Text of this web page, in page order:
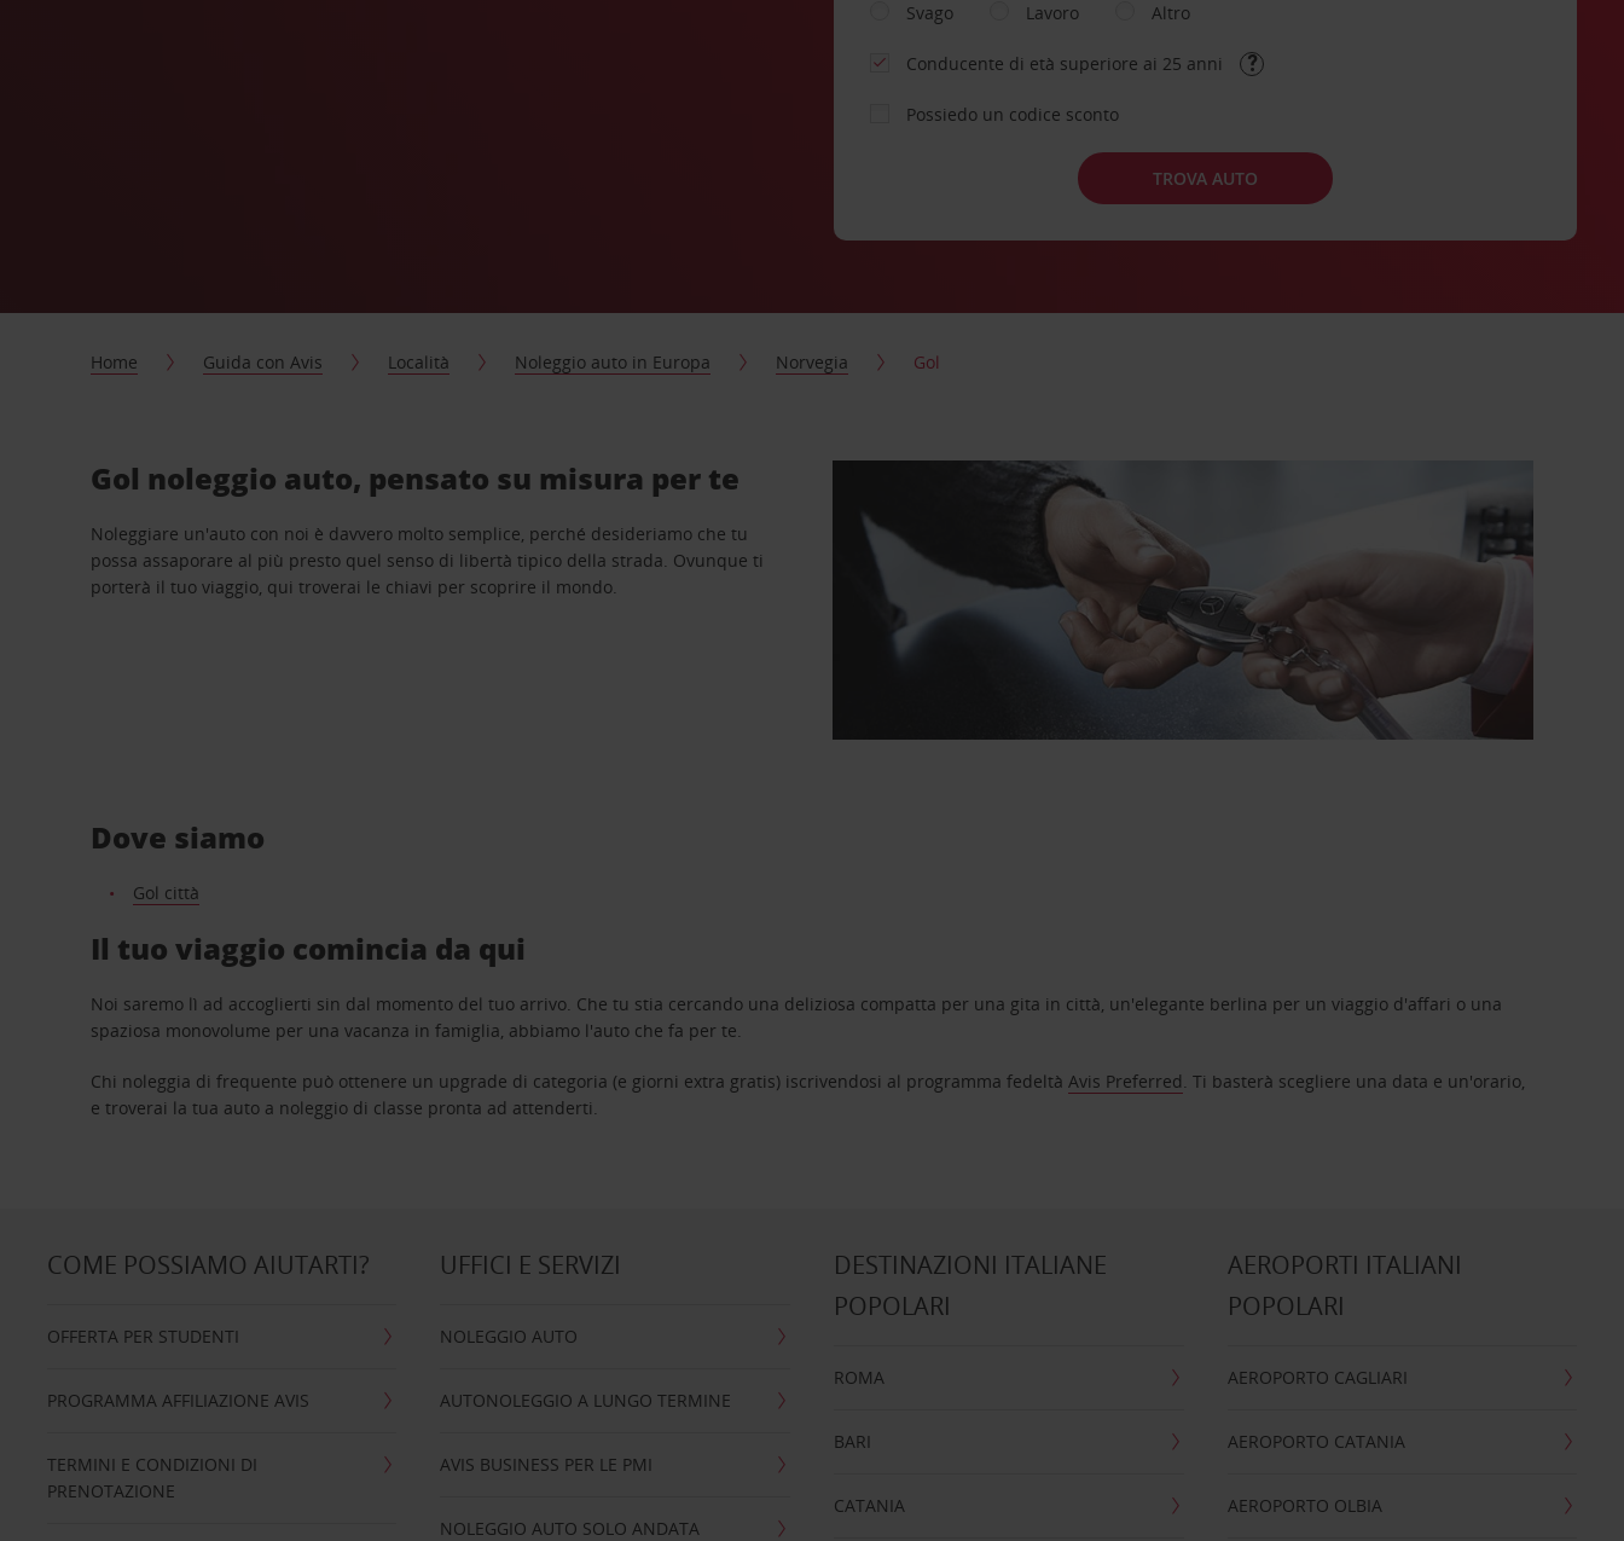
Svago
Lavoro Altro
Conducente di età superiore ai 25 anni
Possiedo un codice sconto
TROVA AUTO
Home Guida con Avis Località Noleggio auto in Europa Norvegia Gol
Gol noleggio auto, pensato su misura per te
Noleggiare un'auto con noi è davvero molto semplice, perché desideriamo che tu
possa assaporare al più presto quel senso di libertà tipico della strada. Ovunque ti
porterà il tuo viaggio, qui troverai le chiavi per scoprire il mondo.
Dove siamo
Gol città
Il tuo viaggio comincia da qui
Noi saremo lì ad accoglierti sin dal momento del tuo arrivo. Che tu stia cercando una deliziosa compatta per una gita in città, un'elegante berlina per un viaggio d'affari o una
spaziosa monovolume per una vacanza in famiglia, abbiamo l'auto che fa per te.
Chi noleggia di frequente può ottenere un upgrade di categoria (e giorni extra gratis) iscrivendosi al programma fedeltàAvis Preferred. Ti basterà scegliere una data e un'orario,
e troverai la tua auto a noleggio di classe pronta ad attenderti.
COME POSSIAMO AIUTARTI?
OFFERTA PER STUDENTI
PROGRAMMA AFFILIAZIONE AVIS
TERMINI E CONDIZIONI DI
PRENOTAZIONE
UFFICI E SERVIZI
NOLEGGIO AUTO
AUTONOLEGGIO A LUNGO TERMINE
AVIS BUSINESS PER LE PMI
NOLEGGIO AUTO SOLO ANDATA
DESTINAZIONI ITALIANE
POPOLARI
ROMA
BARI
CATANIA
AEROPORTI ITALIANI
POPOLARI
AEROPORTO CAGLIARI
AEROPORTO CATANIA
AEROPORTO OLBIA